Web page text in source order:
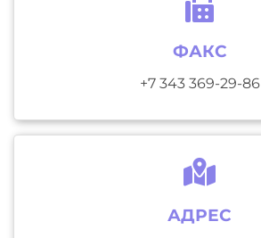
ФАКС
+7 343 369-29-86
АДРЕС